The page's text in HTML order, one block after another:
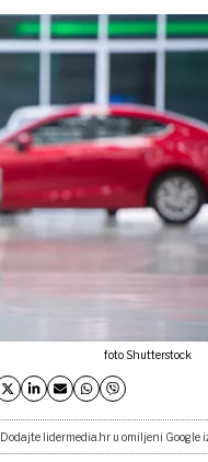
foto Shutterstock
Dodajte lidermedia.hr u omiljeni Google